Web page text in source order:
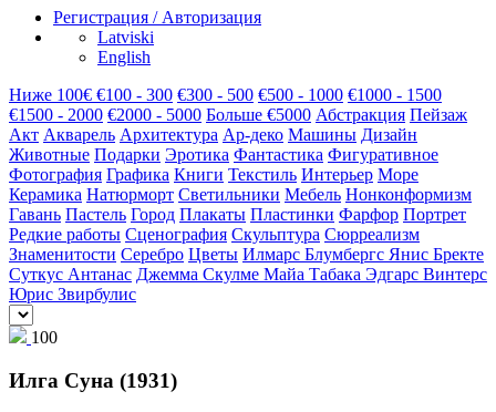
Регистрация / Авторизация
Latviski
English
Hиже 100€ €100 - 300 €300 - 500 €500 - 1000 €1000 - 1500
€1500 - 2000 €2000 - 5000 Больше €5000 Абстракция Пейзаж
Акт Акварель Архитектура Ар-деко Машины Дизайн
Животные Подарки Эротика Фантастика Фигуративное
Фотография Графика Книги Текстиль Интерьер Море
Керамика Натюрморт Светильники Мебель Нонконформизм
Гавань Пастель Город Плакаты Пластинки Фарфор Портрет
Редкие работы Сценография Скульптура Сюрреализм
Знаменитости Серебро Цветы Илмарс Блумбергс Янис Бректе
Суткус Антанас Джемма Скулме Майа Табака Эдгарс Винтерс
Юрис Звирбулис
100
Илга Суна (1931)